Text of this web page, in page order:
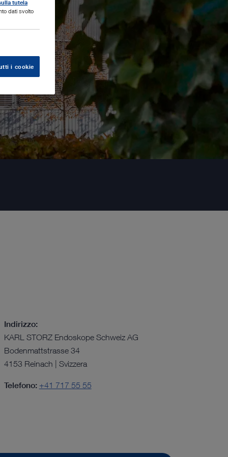
Indirizzo:
KARL STORZ Endoskope Schweiz AG
Bodenmattstrasse 34
4153 Reinach | Svizzera
Telefono: +41 717 55 55
tutela
dati svolto
i cookie